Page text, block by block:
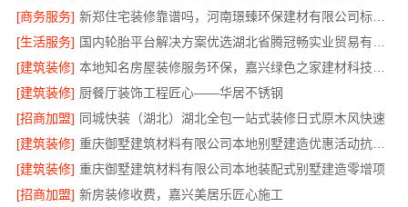
[商务服务]
新郑住宅装修靠谱吗，河南璟臻环保建材有限公司标准化施工
[生活服务]
[建筑装修]
[建筑装修] 厨餐厅装饰工程匠心——华居不锈钢
[招商加盟] 同城快装（湖北）湖北全包一站式装修日式原木风快速
[建筑装修]
重庆御墅建筑材料有限公司本地别墅建造优惠活动抗震防风
[建筑装修] 重庆御墅建筑材料有限公司本地装配式别墅建造零增项
[招商加盟] 新房装修收费，嘉兴美居乐匠心施工